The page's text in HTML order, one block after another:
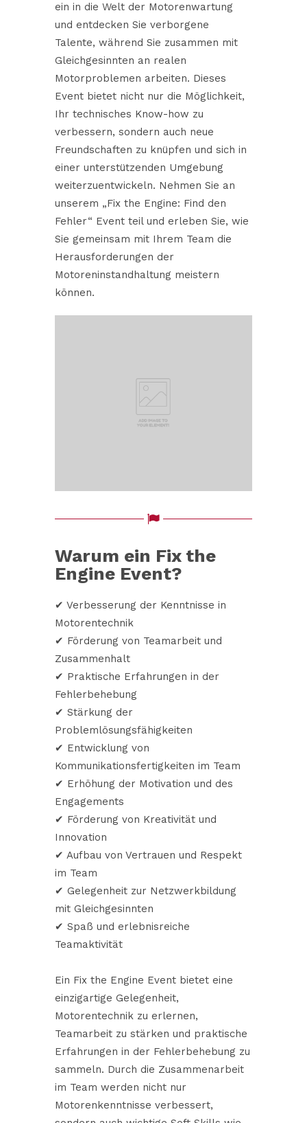
ein in die Welt der Motorenwartung
und entdecken Sie verborgene
Talente, während Sie zusammen mit
Gleichgesinnten an realen
Motorproblemen arbeiten. Dieses
Event bietet nicht nur die Möglichkeit,
Ihr technisches Know-how zu
verbessern, sondern auch neue
Freundschaften zu knüpfen und sich in
einer unterstützenden Umgebung
weiterzuentwickeln. Nehmen Sie an
unserem „Fix the Engine: Find den
Fehler“ Event teil und erleben Sie, wie
Sie gemeinsam mit Ihrem Team die
Herausforderungen der
Motoreninstandhaltung meistern
können.
Warum ein Fix the
Engine Event?
✔ Verbesserung der Kenntnisse in
Motorentechnik
✔ Förderung von Teamarbeit und
Zusammenhalt
✔ Praktische Erfahrungen in der
Fehlerbehebung
✔ Stärkung der
Problemlösungsfähigkeiten
✔ Entwicklung von
Kommunikationsfertigkeiten im Team
✔ Erhöhung der Motivation und des
Engagements
✔ Förderung von Kreativität und
Innovation
✔ Aufbau von Vertrauen und Respekt
im Team
✔ Gelegenheit zur Netzwerkbildung
mit Gleichgesinnten
✔ Spaß und erlebnisreiche
Teamaktivität
Ein Fix the Engine Event bietet eine
einzigartige Gelegenheit,
Motorentechnik zu erlernen,
Teamarbeit zu stärken und praktische
Erfahrungen in der Fehlerbehebung zu
sammeln. Durch die Zusammenarbeit
im Team werden nicht nur
Motorenkenntnisse verbessert,